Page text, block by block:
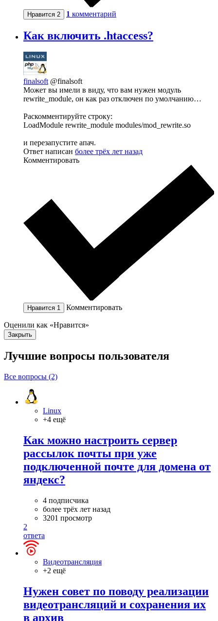
Нравится 2 1 комментарий
Как включить .htaccess?
finalsoft @finalsoft
Может вы имели в виду, что вам нужен модуль
rewrite_module, он как раз отключен по умолчанию…
Раскомментируйте строку:
LoadModule rewrite_module modules/mod_rewrite.so
и перезапустите апач.
Ответ написан более трёх лет назад
Комментировать
Нравится 1 Комментировать
Оценили как «Нравится»
Закрыть
Лучшие вопросы пользователя
Все вопросы (2)
Linux
+4 ещё
Как можно настроить сервер
рассылок почты при уже
подключенной почте для домена от
яндекс?
4 подписчика
более трёх лет назад
3201 просмотр
2
ответа
Видеотрансляция
+2 ещё
Нужен совет по поводу реализации
видеотрансляций и сохранения их
в архив